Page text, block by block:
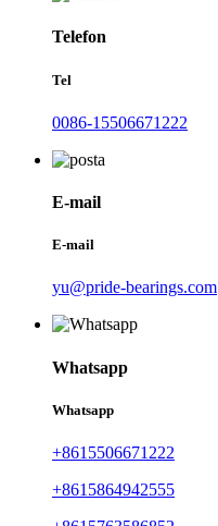
Telefon
Tel
0086-15506671222
E-mail
E-mail
yu@pride-bearings.com
Whatsapp
Whatsapp
+8615506671222
+8615864942555